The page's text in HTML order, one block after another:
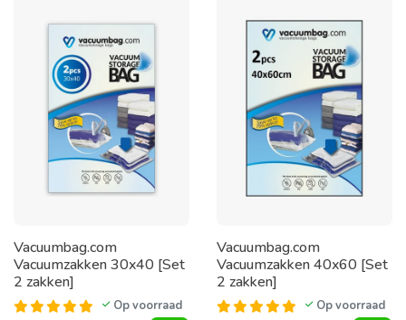
Vacuumbag.com
Vacuumzakken 30x40 [Set
2 zakken]
Op voorraad
Vacuumbag.com
Vacuumzakken 40x60 [Set
2 zakken]
Op voorraad